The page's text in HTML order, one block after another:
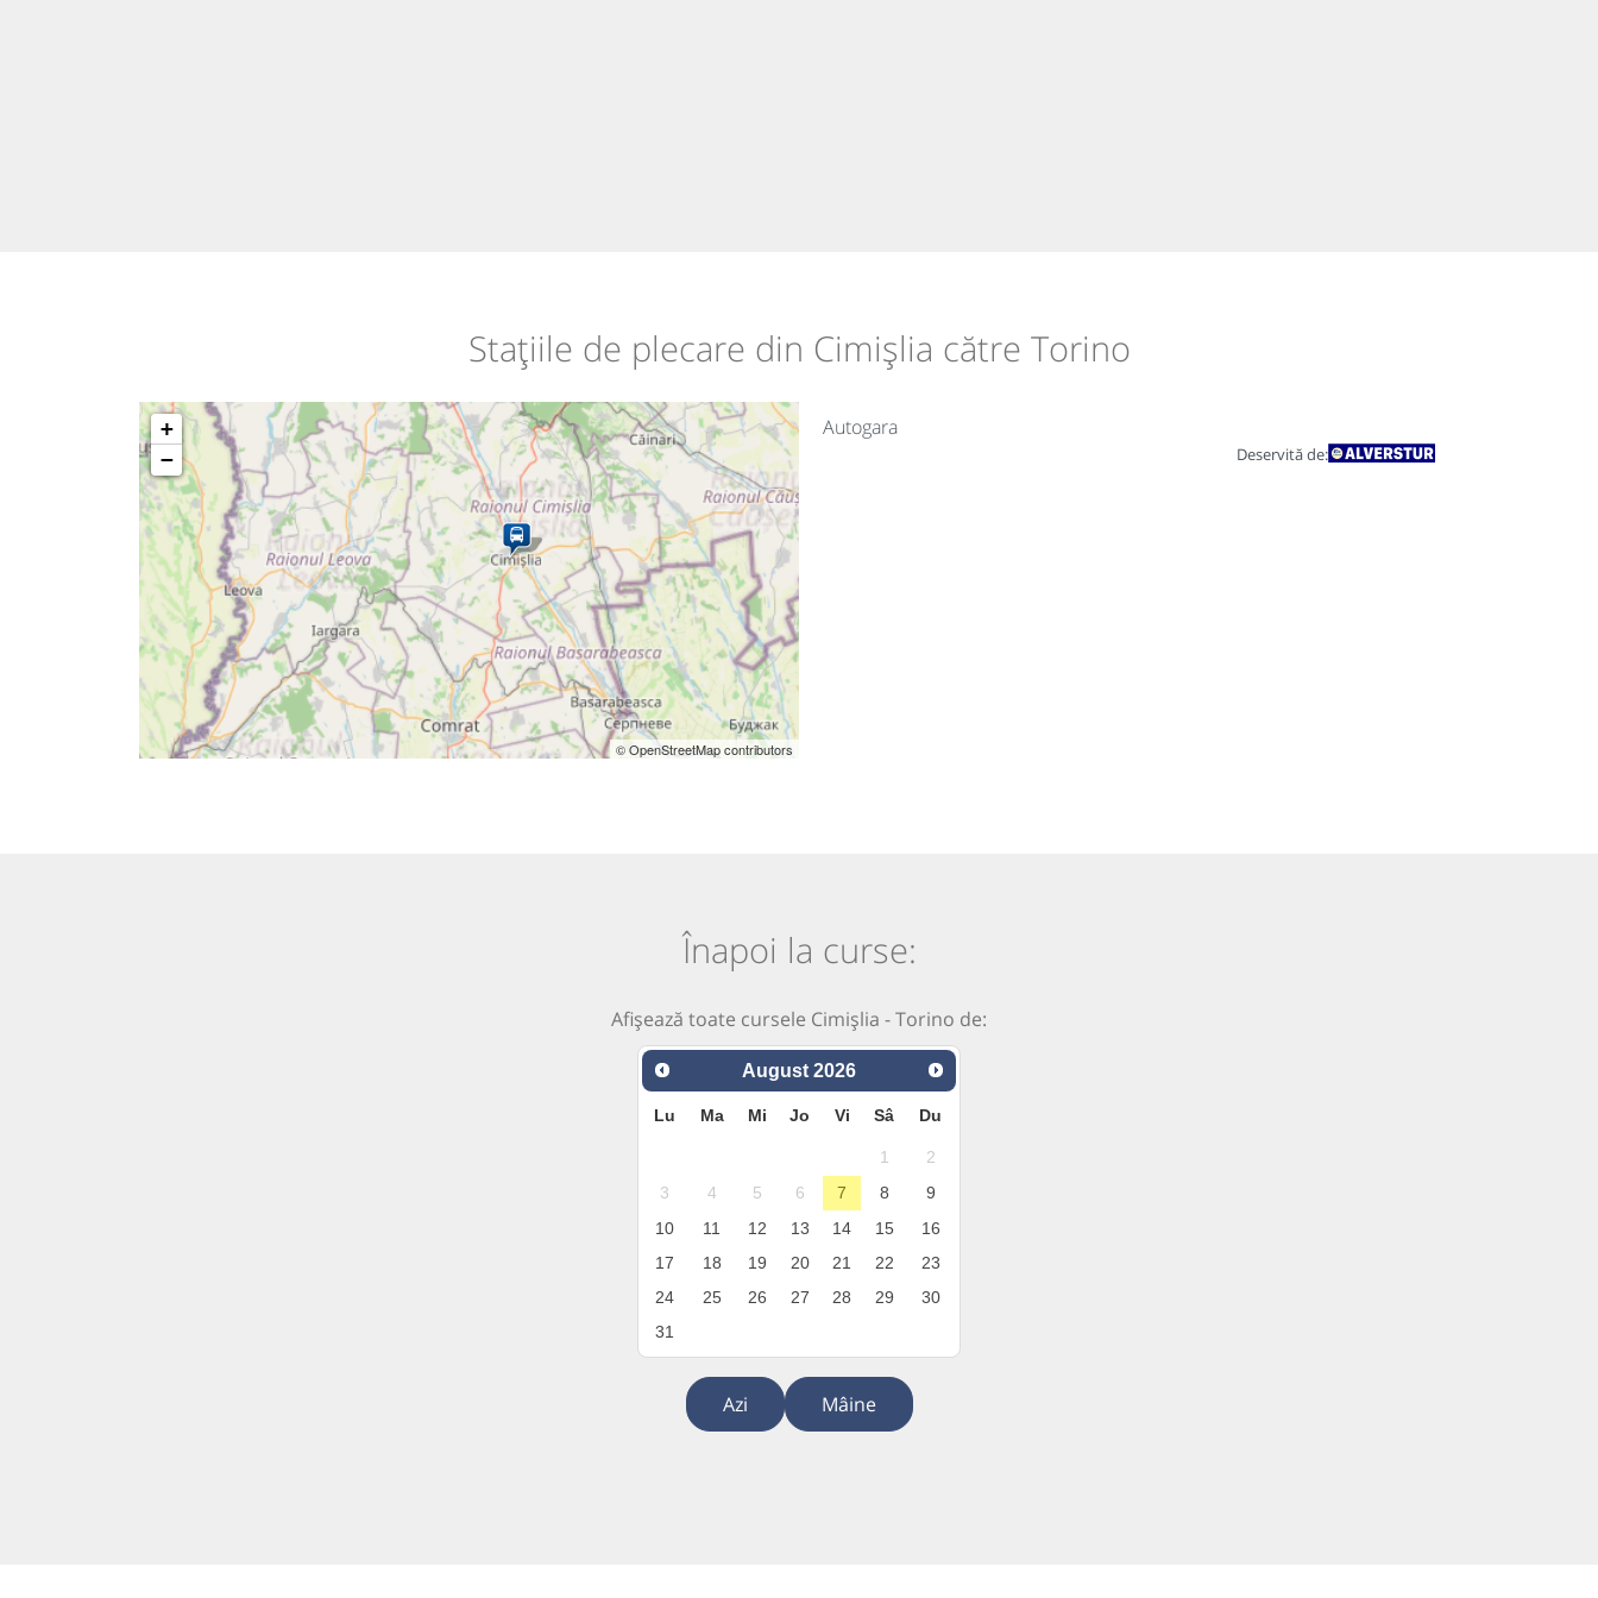
Stațiile de plecare din Cimișlia către Torino
+
−
© OpenStreetMap contributors
Autogara
Deservită de:
Înapoi la curse:
Afișează toate cursele Cimișlia - Torino de:
August 2026
Lu Ma Mi Jo Vi Sâ Du
1
2
3
4 5 6 7 8
9
10
11 12 13 14 15
16
17
18 19 20 21 22
23
24
25 26 27 28 29
30
31
Azi Mâine